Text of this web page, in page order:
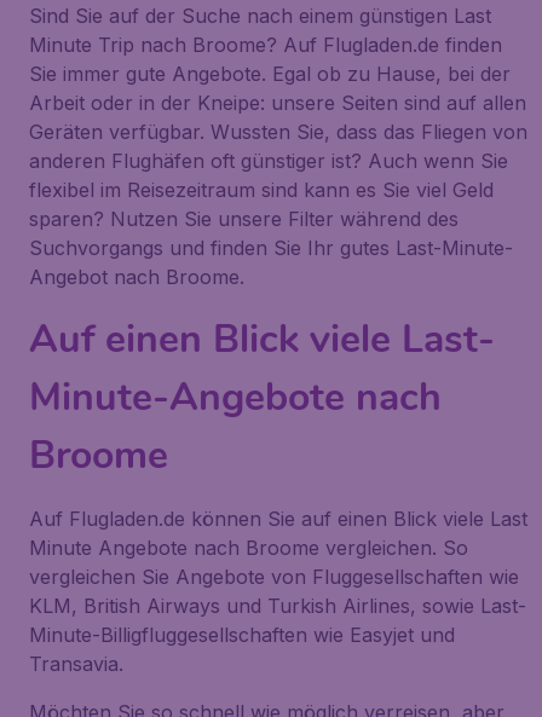
Sind Sie auf der Suche nach einem günstigen Last
Minute Trip nach Broome? Auf Flugladen.de finden
Sie immer gute Angebote. Egal ob zu Hause, bei der
Arbeit oder in der Kneipe: unsere Seiten sind auf allen
Geräten verfügbar. Wussten Sie, dass das Fliegen von
anderen Flughäfen oft günstiger ist? Auch wenn Sie
flexibel im Reisezeitraum sind kann es Sie viel Geld
sparen? Nutzen Sie unsere Filter während des
Suchvorgangs und finden Sie Ihr gutes Last-Minute-
Angebot nach Broome.
Auf einen Blick viele Last-
Minute-Angebote nach
Broome
Auf Flugladen.de können Sie auf einen Blick viele Last
Minute Angebote nach Broome vergleichen. So
vergleichen Sie Angebote von Fluggesellschaften wie
KLM, British Airways und Turkish Airlines, sowie Last-
Minute-Billigfluggesellschaften wie Easyjet und
Transavia.
Möchten Sie so schnell wie möglich verreisen, aber